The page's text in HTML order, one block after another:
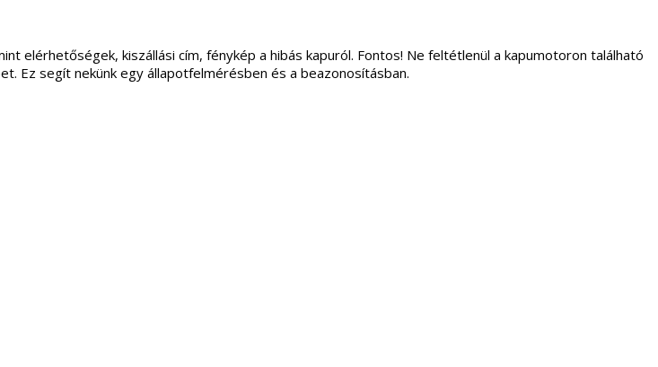
elérhetőségek, kiszállási cím, fénykép a hibás kapuról. Fontos! Ne feltétlenül a kapumotoron található
Ez segít nekünk egy állapotfelmérésben és a beazonosításban.